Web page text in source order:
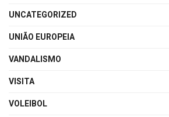
UNCATEGORIZED
UNIÃO EUROPEIA
VANDALISMO
VISITA
VOLEIBOL